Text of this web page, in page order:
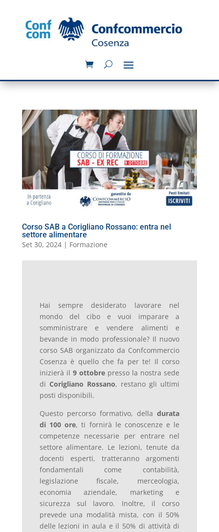
Corso SAB a Corigliano Rossano: entra nel
settore alimentare
Set 30, 2024| Formazione
Hai sempre desiderato lavorare nel
mondo del cibo e vuoi imparare a
somministrare e vendere alimenti e
bevande in modo professionale? Il nuovo
corso SAB organizzato da Confcommercio
Cosenza è quello che fa per te! Il corso
inizierà il 9 ottobrepresso la nostra sede
di Corigliano Rossano, restano gli ultimi
posti disponibili.
Questo percorso formativo, delladurata
di 100 ore, ti fornirà le conoscenze e le
competenze necessarie per entrare nel
settore alimentare. Le lezioni, tenute da
docenti esperti, tratteranno argomenti
fondamentali come contabilità,
legislazione fiscale, merceologia,
economia aziendale, marketing e
sicurezza sul lavoro. Inoltre, il corso
prevede una modalità mista, con il 50%
delle lezioni in aula e il 50% di attività di